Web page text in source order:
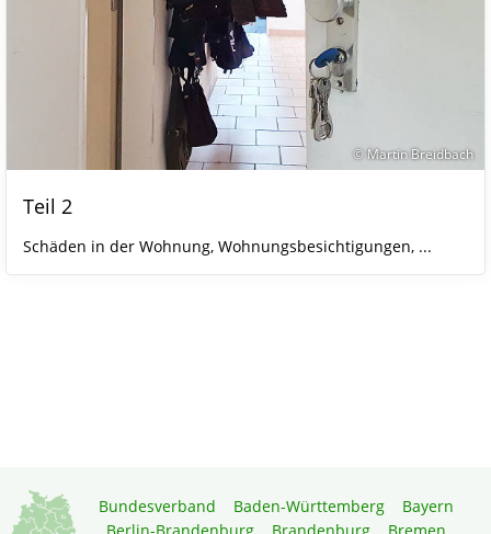
© Martin Breidbach
Teil 2
Schäden in der Wohnung, Wohnungsbesichtigungen, ...
Bundesverband Baden-Württemberg
Bayern